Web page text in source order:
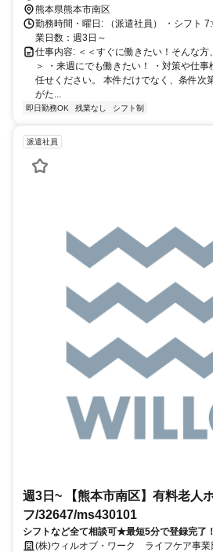
熊本県熊本市南区
勤務時間・曜日: （派遣社員） ・シフト
業日数：週3日～
仕事内容: ＜＜すぐに働きたい！そんな方
＞ ・来週にでも働きたい！ ・対策や仕
任せください。 本件だけでなく、条件次
がた...
即日勤務OK 残業なし シフト制
派遣社員
週3日~ 【熊本市南区】有料老人
フ/32647/ms430101
シフトなど全て相談可★最短5分で登録完了
(株)ウィルオブ・ワーク ライフケア事